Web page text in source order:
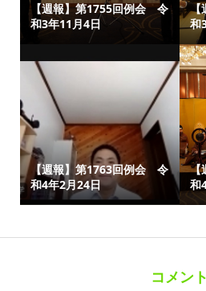
【週報】第1755回例会 令
和3年11月4日
【
和
【週報】第1763回例会 令
和4年2月24日
【
和
コメント